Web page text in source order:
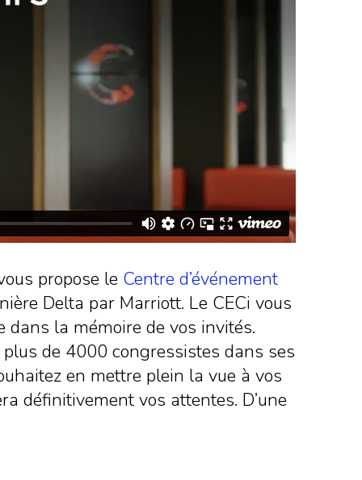
propose le Centre d’événement
Delta par Marriott. Le CECi vous
la mémoire de vos invités.
de 4000 congressistes dans ses
en mettre plein la vue à vos
définitivement vos attentes. D’une